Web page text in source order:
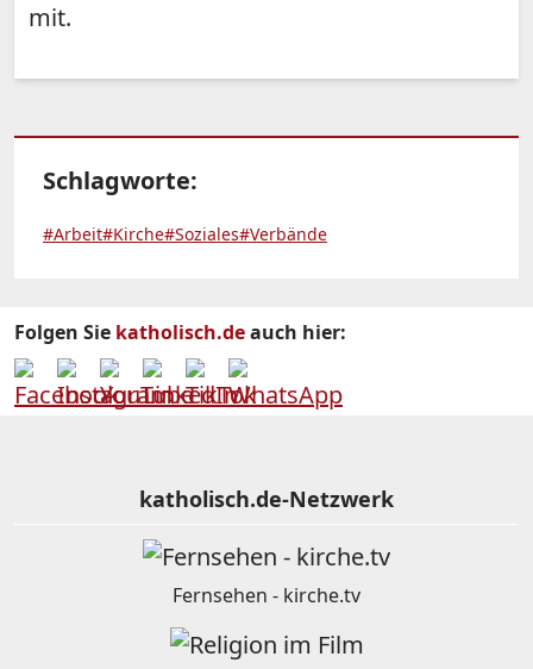
mit.
Schlagworte:
#Arbeit#Kirche#Soziales#Verbände
Folgen Sie katholisch.deauch hier:
katholisch.de-Netzwerk
Fernsehen - kirche.tv